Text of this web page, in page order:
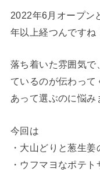
2022年6月オープン
年以上経つんですね
落ち着いた雰囲気で
ているのが伝わっ
あって選ぶのに悩み
今回は
・大山どりと葱生
・ウフマヨなポテト